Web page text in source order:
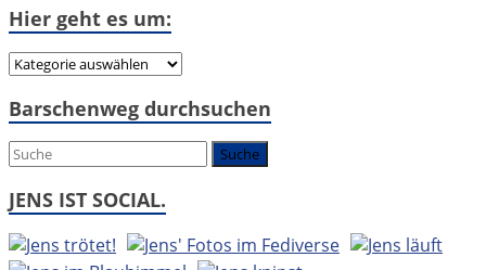
Hier geht es um:
Hier
es
Barschenweg durchsuchen
JENS IST SOCIAL.